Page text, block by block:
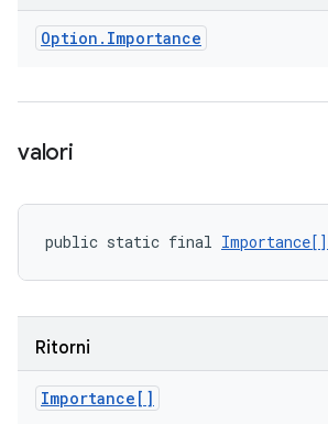
Option . Importance
valori
public static final Importance[]
Ritorni
Importance[]